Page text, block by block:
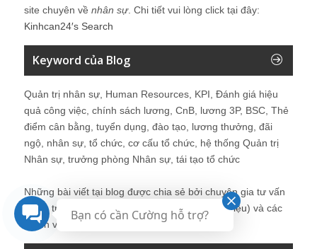
site chuyên về nhân sự. Chi tiết vui lòng click tại đây:
Kinhcan24′s Search
Keyword của Blog
Quản trị nhân sự, Human Resources, KPI, Đánh giá hiệu
quả công việc, chính sách lương, CnB, lương 3P, BSC, Thẻ
điểm cân bằng, tuyển dụng, đào tạo, lương thưởng, đãi
ngộ, nhân sự, tổ chức, cơ cấu tổ chức, hệ thống Quản trị
Nhân sự, trưởng phòng Nhân sự, tái tạo tổ chức
Những bài viết tại blog được chia sẻ bởi chuyên gia tư vấn
Quản trị Nhân sự Nguyễn Hùng Cường (
giới thiệu) và các
thành viên khác trong cộng đồng Nhân sự.
Bạn có cần Cường hỗ trợ?